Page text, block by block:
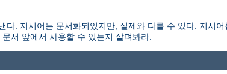
. 지시어는 문서화되있지만, 실제와 다를 수 있다. 지시어
서 앞에서 사용할 수 있는지 살펴봐라.